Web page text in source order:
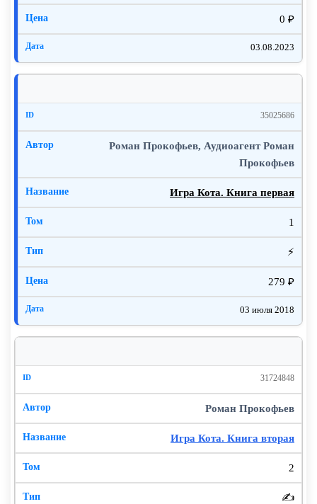
0 ₽
03.08.2023
35025686
Роман Прокофьев, Аудиоагент Роман
Прокофьев
Игра Кота. Книга первая
1
⚡
279 ₽
03 июля 2018
31724848
Роман Прокофьев
Игра Кота. Книга вторая
2
✍️